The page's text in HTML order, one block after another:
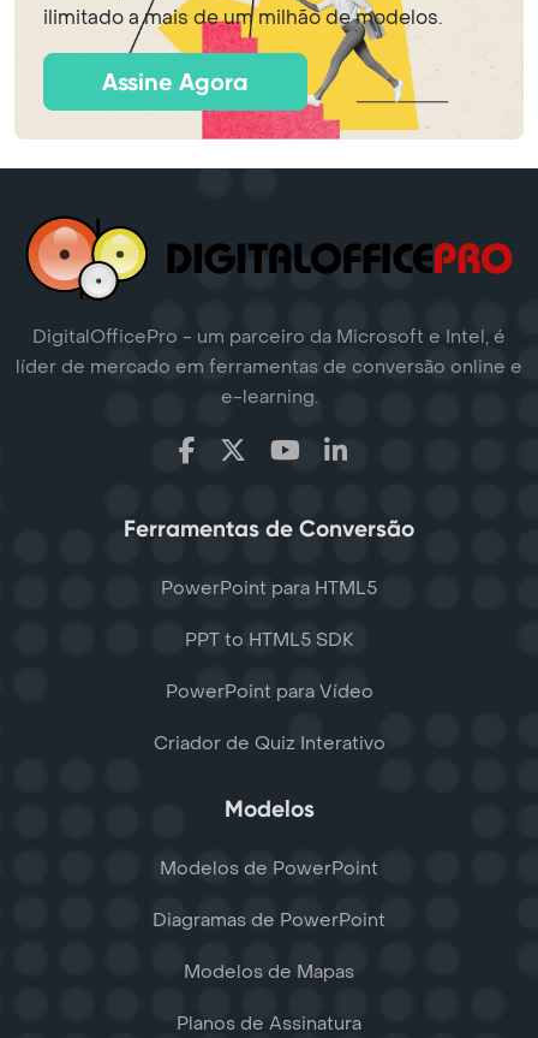
ilimitado a mais de um milhão de modelos.
Assine Agora
DigitalOfficePro - um parceiro da Microsoft e Intel, é
líder de mercado em ferramentas de conversão online e
e-learning.
Ferramentas de Conversão
PowerPoint para HTML5
PPT to HTML5 SDK
PowerPoint para Vídeo
Criador de Quiz Interativo
Modelos
Modelos de PowerPoint
Diagramas de PowerPoint
Modelos de Mapas
Planos de Assinatura